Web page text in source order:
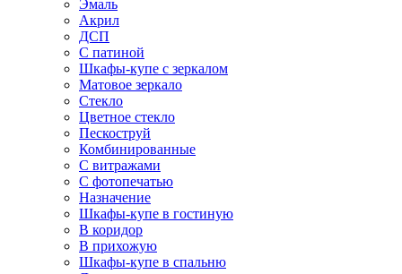
Эмаль
Акрил
ДСП
С патиной
Шкафы-купе с зеркалом
Матовое зеркало
Стекло
Цветное стекло
Пескоструй
Комбинированные
С витражами
С фотопечатью
Назначение
Шкафы-купе в гостиную
В коридор
В прихожую
Шкафы-купе в спальню